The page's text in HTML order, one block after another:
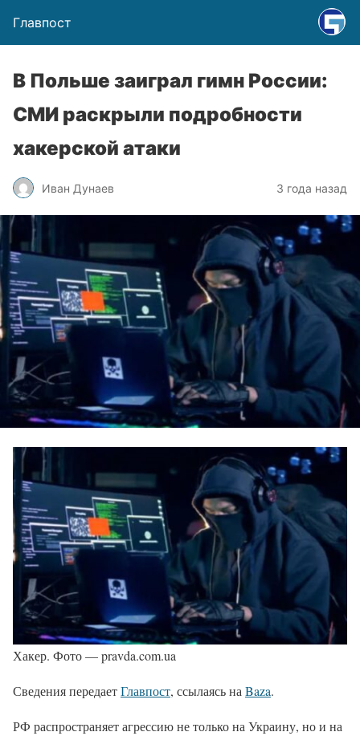
Главпост
В Польше заиграл гимн России:
СМИ раскрыли подробности
хакерской атаки
Иван Дунаев 3 года назад
Хакер. Фото — pravda.com.ua
Сведения передаетГлавпост, ссылаясь наBaza.
РФ распространяет агрессию не только на Украину, но и на